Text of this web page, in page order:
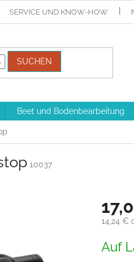
SERVICE UND KNOW-HOW
SUCHEN
Beet und Bodenbearbeitung
10037
14,24 €
Auf